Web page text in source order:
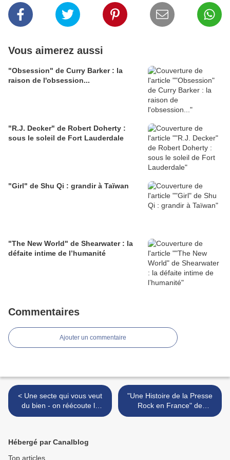
Vous aimerez aussi
"Obsession" de Curry Barker : la
raison de l'obsession...
"R.J. Decker" de Robert Doherty :
sous le soleil de Fort Lauderdale
"Girl" de Shu Qi : grandir à Taïwan
"The New World" de Shearwater : la
défaite intime de l’humanité
Commentaires
Ajouter un commentaire
< Une secte qui vous veut
du bien - on réécoute le
BÖC : "Cultösaurus
"Une Histoire de la Presse
Rock en France" de
Grégory Vieau : Hail ! Hail !
Hébergé par Canalblog
Top articles